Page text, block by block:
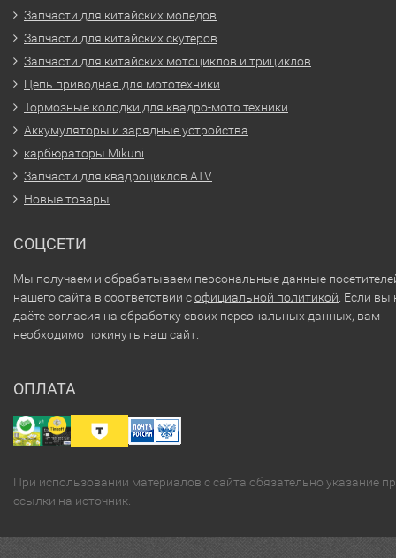
Запчасти для китайских мопедов
Запчасти для китайских скутеров
Запчасти для китайских мотоциклов и трициклов
Цепь приводная для мототехники
Тормозные колодки для квадро-мото техники
Аккумуляторы и зарядные устройства
карбюраторы Mikuni
Запчасти для квадроциклов ATV
Новые товары
СОЦСЕТИ
Мы получаем и обрабатываем персональные данные
нашего сайта в соответствии софициальной политикой . Если вы
даёте согласия на обработку своих персональных данных, вам
необходимо покинуть наш сайт.
ОПЛАТА
При использовании материалов с сайта обязательно указание
ссылки на источник.